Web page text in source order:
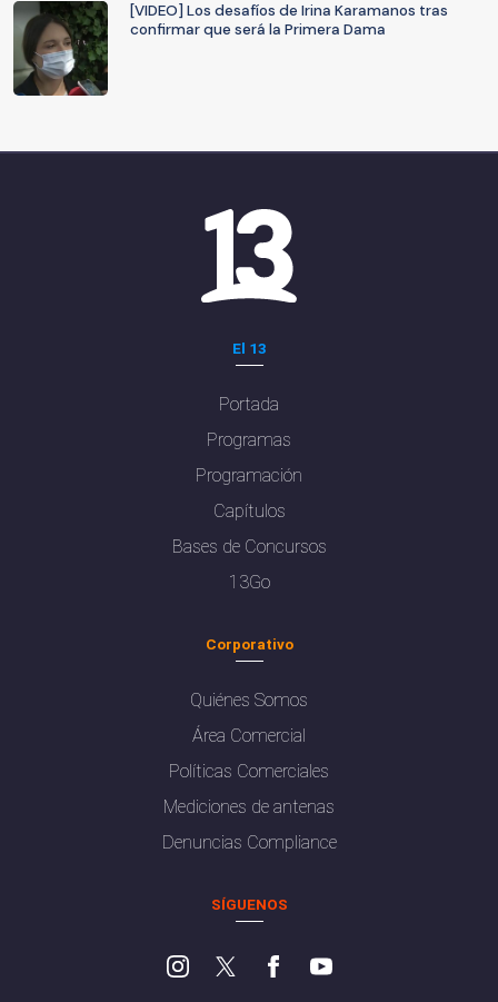
[VIDEO] Los desafíos de Irina Karamanos tras
confirmar que será la Primera Dama
El 13
Portada
Programas
Programación
Capítulos
Bases de Concursos
13Go
Corporativo
Quiénes Somos
Área Comercial
Políticas Comerciales
Mediciones de antenas
Denuncias Compliance
SÍGUENOS